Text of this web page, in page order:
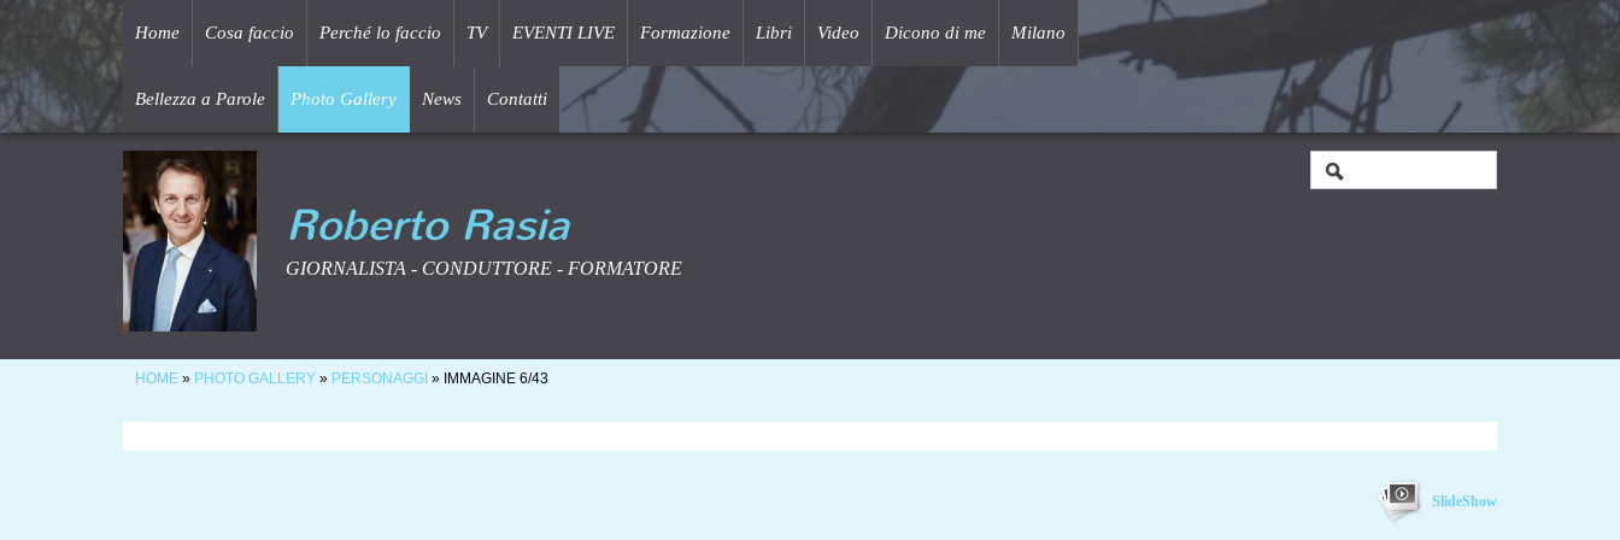
Roberto Rasia
GIORNALISTA - CONDUTTORE - FORMATORE
Home Cosa faccio Perché lo faccio TV EVENTI LIVE Formazione Libri Video Dicono di me Milano
Bellezza a Parole Photo Gallery News Contatti
HOME » PHOTO GALLERY » PERSONAGGI » IMMAGINE 6/43
SlideShow